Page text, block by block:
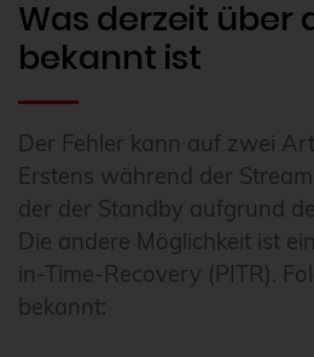
Was derzeit über
bekannt ist
Der Fehler kann auf zwei
Erstens während der
der der Standby aufgrund
Die andere Möglichkeit ist
in-Time-Recovery (PITR).
bekannt: